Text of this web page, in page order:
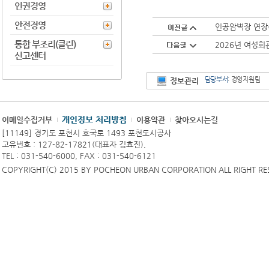
인권경영
안전경영
통합 부조리(클린)
신고센터
인공암벽장 연
2026년 여성회
정보관리 담당부서: 경영지원팀
이메일수집거부 개인정보 처리방침 이용약관
찾아오시는길
[11149] 경기도 포천시 호국로 1493 포천도시공사
고유번호 : 127-82-17821(대표자 김효진),
TEL : 031-540-6000, FAX : 031-540-6121
COPYRIGHT(C) 2015 BY POCHEON URBAN CORPORATION ALL RIGHT